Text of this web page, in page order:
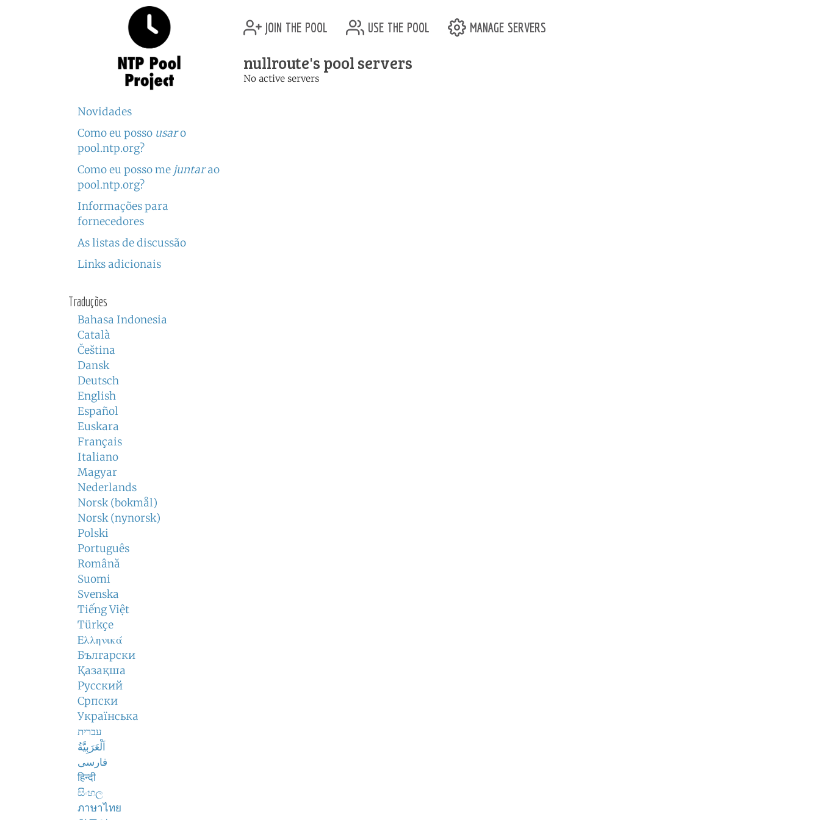
Novidades
Como eu posso usaro
pool.ntp.org?
Como eu posso me juntarao
pool.ntp.org?
Informações para
fornecedores
As listas de discussão
Links adicionais
Traduções
Bahasa Indonesia
Català
Čeština
Dansk
Deutsch
English
Español
Euskara
Français
Italiano
Magyar
Nederlands
Norsk (bokmål)
Norsk (nynorsk)
Polski
Português
Română
Suomi
Svenska
Tiếng Việt
Türkçe
Ελληνικά
Български
Қазақша
Русский
Српски
Українська
עברית
اَلْعَرَبِيَّةُ
فارسی
हिन्दी
සිංහල
ภาษาไทย
join the pool use the pool manage servers
nullroute's pool servers
No active servers